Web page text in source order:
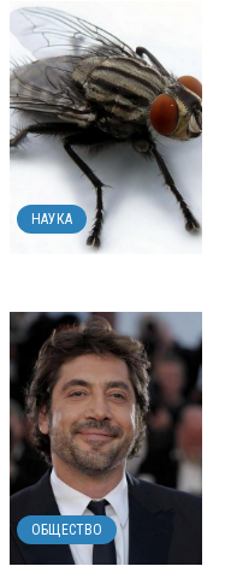
НАУКА
ОБЩЕСТВО